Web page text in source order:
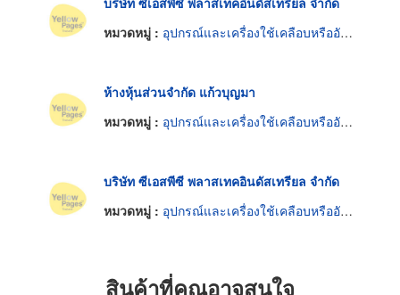
หมวดหมู่ : อุปกรณ์และเครื่องใช้เคลือบหรืออัดพลาสติก
ห้างหุ้นส่วนจำกัด แก้วบุญมา
หมวดหมู่ : อุปกรณ์และเครื่องใช้เคลือบหรืออัดพลาสติก
บริษัท ซีเอสพีซี พลาสเทคอินดัสเทรียล จำกัด
หมวดหมู่ : อุปกรณ์และเครื่องใช้เคลือบหรืออัดพลาสติก
สินค้าที่คุณอาจสนใจ